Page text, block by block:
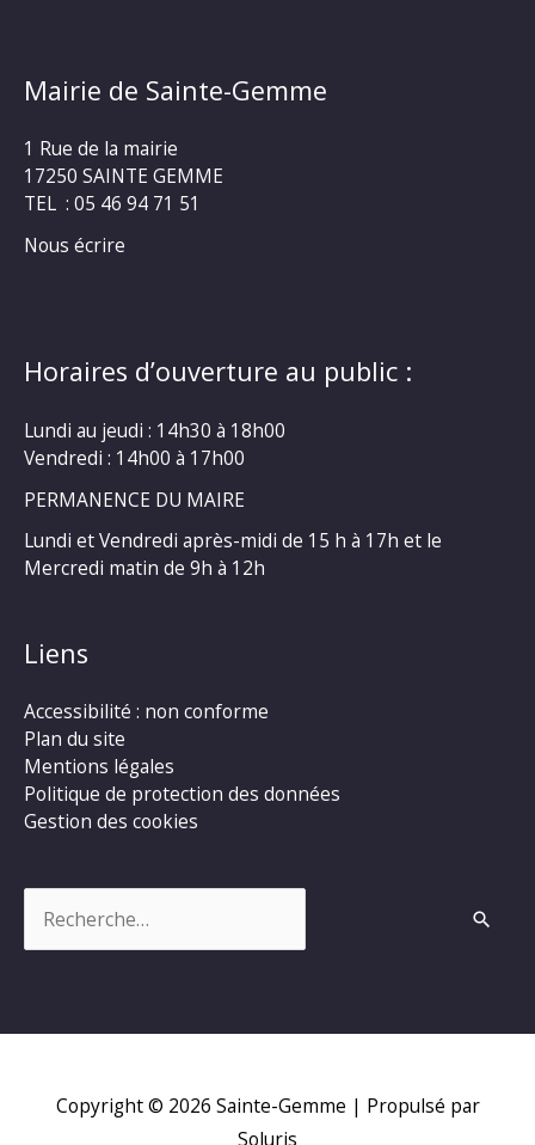
Mairie de Sainte-Gemme
1 Rue de la mairie
17250 SAINTE GEMME
TEL : 05 46 94 71 51
Nous écrire
Horaires d’ouverture au public :
Lundi au jeudi : 14h30 à 18h00
Vendredi : 14h00 à 17h00
PERMANENCE DU MAIRE
Lundi et Vendredi après-midi de 15 h à 17h et le
Mercredi matin de 9h à 12h
Liens
Accessibilité : non conforme
Plan du site
Mentions légales
Politique de protection des données
Gestion des cookies
Copyright © 2026 Sainte-Gemme | Propulsé par
Soluris